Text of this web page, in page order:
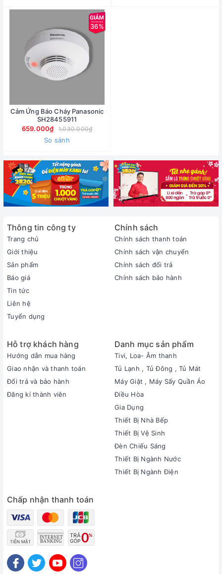
36%
Cảm Ứng Báo Cháy Panasonic
SH28455911
659.000₫
1.030.000₫
So sánh
Thông tin công ty
Trang chủ
Giới thiệu
Sản phẩm
Báo giá
Tin tức
Liên hệ
Tuyển dụng
Chính sách
Chính sách thanh toán
Chính sách vận chuyển
Chính sách đổi trả
Chính sách bảo hành
Hỗ trợ khách hàng
Hướng dẫn mua hàng
Giao nhận và thanh toán
Đổi trả và bảo hành
Đăng kí thành viên
Danh mục sản phẩm
Tivi, Loa- Âm thanh
Tủ Lạnh , Tủ Đông , Tủ Mát
Máy Giặt , Máy Sấy Quần Áo
Điều Hòa
Gia Dụng
Thiết Bị Nhà Bếp
Thiết Bị Vệ Sinh
Đèn Chiếu Sáng
Thiết Bị Ngành Nước
Thiết Bị Ngành Điện
Chấp nhận thanh toán